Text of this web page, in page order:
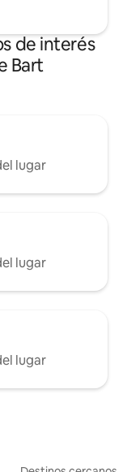
de interés
Bart
lugar
lugar
lugar